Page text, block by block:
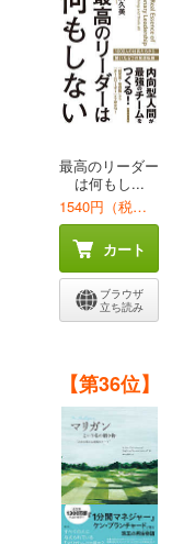
最高のリーダー
は何もし...
1540円（税込）
カート
ブラウザ
立ち読み
【第36位】